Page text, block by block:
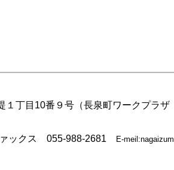
丁目10番９号（長泉町ワークプラザ
ックス 055-988-2681
E-meil:nagaizum